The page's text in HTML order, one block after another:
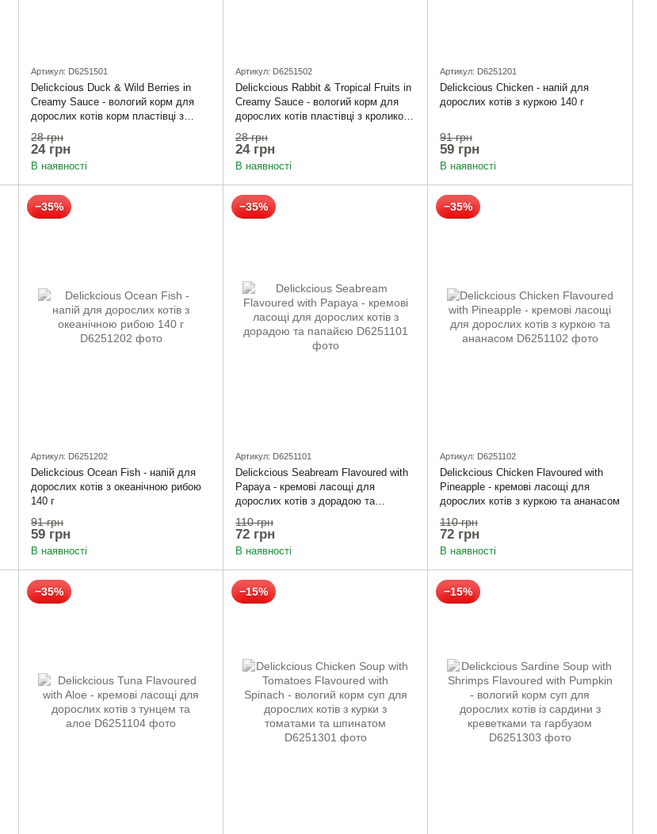
Артикул: D6251501
Delickcious Duck & Wild Berries in
Creamy Sauce - вологий корм для
дорослих котів корм пластівці з
вершковому соусі
28 грн
24 грн
В наявності
Артикул: D6251502
Delickcious Rabbit & Tropical Fruits in
Creamy Sauce - вологий корм для
дорослих котів пластівці з кроликом
вершковому соусі
28 грн
24 грн
В наявності
Артикул: D6251201
Delickcious Chicken - напій для
дорослих котів з куркою 140 г
91 грн
59 грн
В наявності
−35%
Артикул: D6251202
Delickcious Ocean Fish - напій для
дорослих котів з океанічною рибою
140 г
91 грн
59 грн
В наявності
−35%
Артикул: D6251101
Delickcious Seabream Flavoured with
Papaya - кремові ласощі для
дорослих котів з дорадою та
папайєю
110 грн
72 грн
В наявності
−35%
Артикул: D6251102
Delickcious Chicken Flavoured with
Pineapple - кремові ласощі для
дорослих котів з куркою та ананасом
110 грн
72 грн
В наявності
−35% −15% −15%